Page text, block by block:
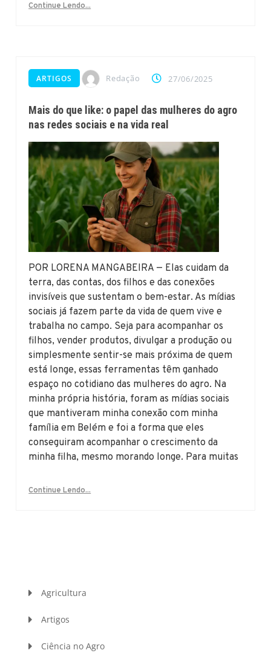
Continue Lendo...
ARTIGOS Redação 27/06/2025
Mais do que like: o papel das mulheres do agro
nas redes sociais e na vida real
POR LORENA MANGABEIRA — Elas cuidam da
terra, das contas, dos filhos e das conexões
invisíveis que sustentam o bem-estar. As mídias
sociais já fazem parte da vida de quem vive e
trabalha no campo. Seja para acompanhar os
filhos, vender produtos, divulgar a produção ou
simplesmente sentir-se mais próxima de quem
está longe, essas ferramentas têm ganhado
espaço no cotidiano das mulheres do agro. Na
minha própria história, foram as mídias sociais
que mantiveram minha conexão com minha
família em Belém e foi a forma que eles
conseguiram acompanhar o crescimento da
minha filha, mesmo morando longe. Para muitas
Continue Lendo...
Agricultura
Artigos
Ciência no Agro